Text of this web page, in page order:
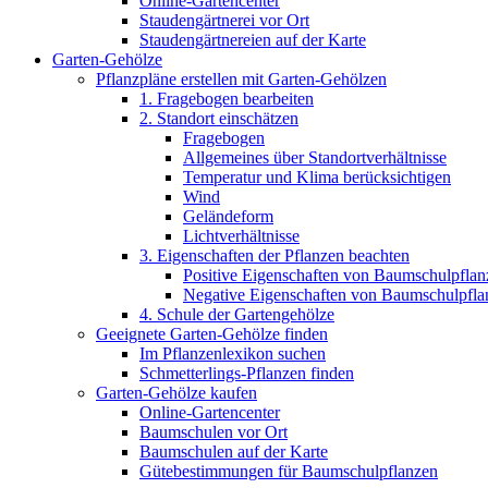
Staudengärtnerei vor Ort
Staudengärtnereien auf der Karte
Garten-Gehölze
Pflanzpläne erstellen mit Garten-Gehölzen
1. Fragebogen bearbeiten
2. Standort einschätzen
Fragebogen
Allgemeines über Standortverhältnisse
Temperatur und Klima berücksichtigen
Wind
Geländeform
Lichtverhältnisse
3. Eigenschaften der Pflanzen beachten
Positive Eigenschaften von
Negative Eigenschaften von
4. Schule der Gartengehölze
Geeignete Garten-Gehölze finden
Im Pflanzenlexikon suchen
Schmetterlings-Pflanzen finden
Garten-Gehölze kaufen
Online-Gartencenter
Baumschulen vor Ort
Baumschulen auf der Karte
Gütebestimmungen für Baumschulpflanzen